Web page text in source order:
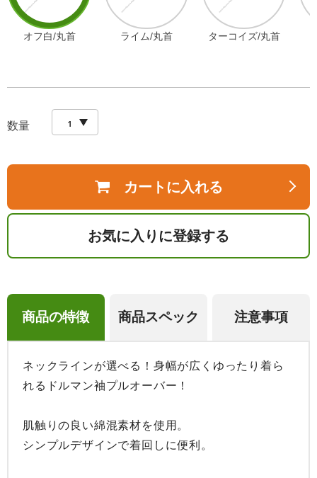
オフ白/丸首 ライム/丸首 ターコイズ/丸首
数量
カートに入れる
お気に入りに登録する
商品の特徴 商品スペック 注意事項
ネックラインが選べる！身幅が広くゆったり着ら
れるドルマン袖プルオーバー！
肌触りの良い綿混素材を使用。
シンプルデザインで着回しに便利。